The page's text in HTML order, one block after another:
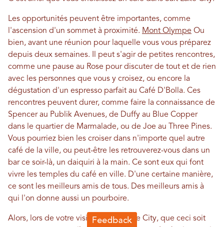
Les opportunités peuvent être importantes, comme
l'ascension d'un sommet à proximité. Mont Olympe Ou
bien, avant une réunion pour laquelle vous vous préparez
depuis deux semaines. Il peut s'agir de petites rencontres,
comme une pause au Rose pour discuter de tout et de rien
avec les personnes que vous y croisez, ou encore la
dégustation d'un espresso parfait au Café D'Bolla. Ces
rencontres peuvent durer, comme faire la connaissance de
Spencer au Publik Avenues, de Duffy au Blue Copper
dans le quartier de Marmalade, ou de Joe au Three Pines.
Vous pourriez bien les croiser dans n'importe quel autre
café de la ville, ou peut-être les retrouverez-vous dans un
bar ce soir-là, un daiquiri à la main. Ce sont eux qui font
vivre les temples du café en ville. D'une certaine manière,
ce sont les meilleurs amis de tous. Des meilleurs amis à
qui l'on donne aussi un pourboire.
Alors, lors de votre visite à Small Lake City, que ceci soit